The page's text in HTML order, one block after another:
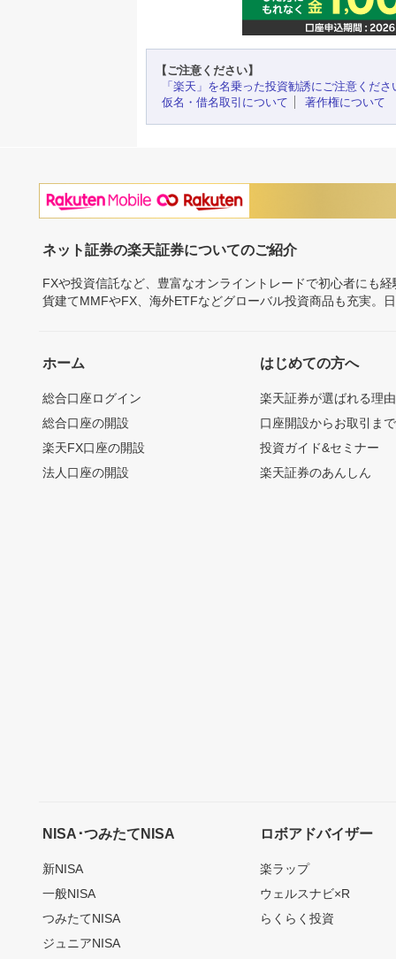
【ご注意ください】
「楽天」を名乗った投資勧誘にご注意くださ
仮名・借名取引について
著作権について
ネット証券の楽天証券についてのご紹介
FXや投資信託など、豊富なオンライントレードで初心者にも
貨建てMMFやFX、海外ETFなどグローバル投資商品も充実。
ホーム
総合口座ログイン
総合口座の開設
楽天FX口座の開設
法人口座の開設
はじめての方へ
楽天証券が選ばれる理由
口座開設からお取引ま
投資ガイド&セミナー
楽天証券のあんしん
NISA･つみたてNISA
新NISA
一般NISA
つみたてNISA
ジュニアNISA
ロボアドバイザー
楽ラップ
ウェルスナビ×R
らくらく投資